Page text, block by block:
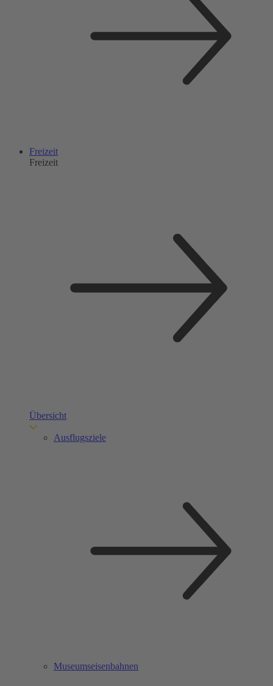
Freizeit
Freizeit
Übersicht
Ausflugsziele
Museumseisenbahnen